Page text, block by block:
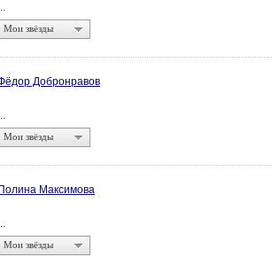
Мои звёзды
Добронравов
Мои звёзды
Полина Максимова
Мои звёзды